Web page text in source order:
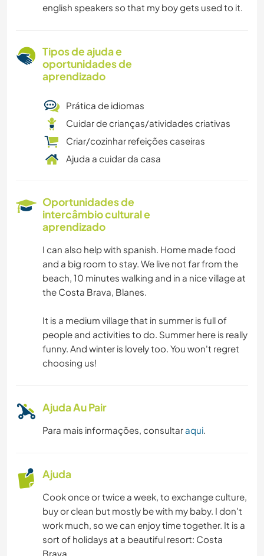
english speakers so that my boy gets used to it.
Tipos de ajuda e
oportunidades de
aprendizado
Prática de idiomas
Cuidar de crianças/atividades criativas
Criar/cozinhar refeições caseiras
Ajuda a cuidar da casa
Oportunidades de
intercâmbio cultural e
aprendizado
I can also help with spanish. Home made food
and a big room to stay. We live not far from the
beach, 10 minutes walking and in a nice village at
the Costa Brava, Blanes.
It is a medium village that in summer is full of
people and activities to do. Summer here is really
funny. And winter is lovely too. You won't regret
choosing us!
Ajuda Au Pair
Para mais informações, consultaraqui.
Ajuda
Cook once or twice a week, to exchange culture,
buy or clean but mostly be with my baby. I don't
work much, so we can enjoy time together. It is a
sort of holidays at a beautiful resort: Costa
Brava.